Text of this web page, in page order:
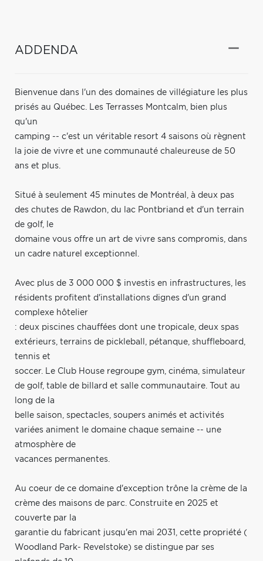
ADDENDA
Bienvenue dans l'un des domaines de villégiature les plus
prisés au Québec. Les Terrasses Montcalm, bien plus
qu'un
camping -- c'est un véritable resort 4 saisons où règnent
la joie de vivre et une communauté chaleureuse de 50
ans et plus.
Situé à seulement 45 minutes de Montréal, à deux pas
des chutes de Rawdon, du lac Pontbriand et d'un terrain
de golf, le
domaine vous offre un art de vivre sans compromis, dans
un cadre naturel exceptionnel.
Avec plus de 3 000 000 $ investis en infrastructures, les
résidents profitent d'installations dignes d'un grand
complexe hôtelier
: deux piscines chauffées dont une tropicale, deux spas
extérieurs, terrains de pickleball, pétanque, shuffleboard,
tennis et
soccer. Le Club House regroupe gym, cinéma, simulateur
de golf, table de billard et salle communautaire. Tout au
long de la
belle saison, spectacles, soupers animés et activités
variées animent le domaine chaque semaine -- une
atmosphère de
vacances permanentes.
Au coeur de ce domaine d'exception trône la crème de la
crème des maisons de parc. Construite en 2025 et
couverte par la
garantie du fabricant jusqu'en mai 2031, cette propriété (
Woodland Park- Revelstoke) se distingue par ses